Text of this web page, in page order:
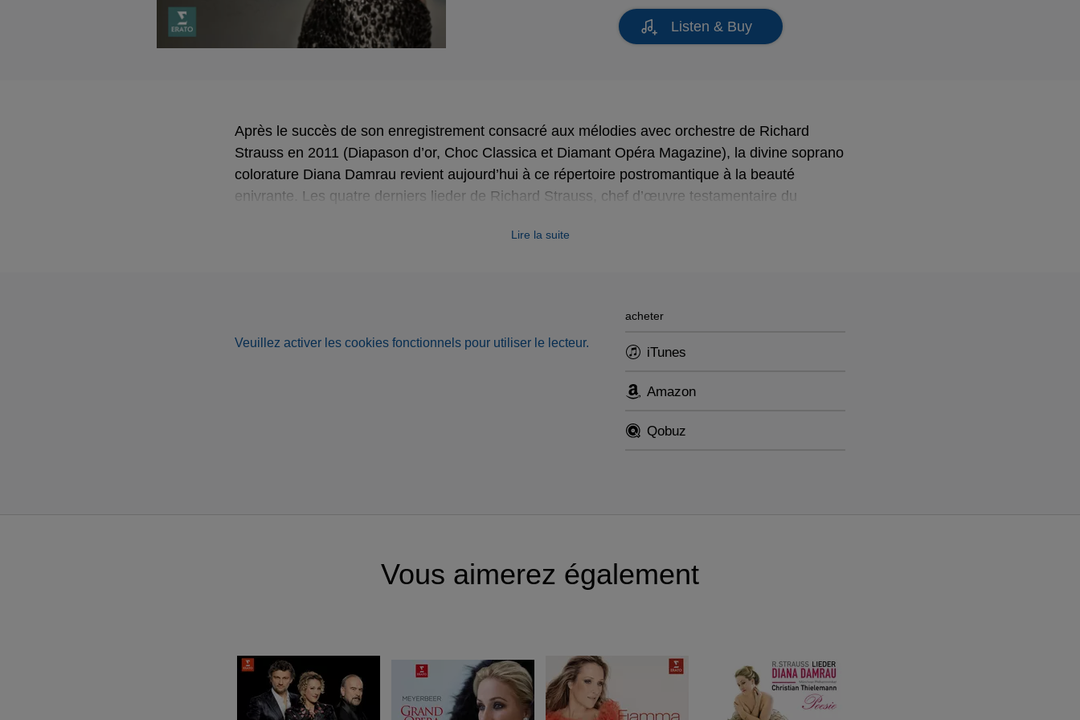
Listen & Buy
Après le succès de son enregistrement consacré aux mélodies avec orchestre de Richard
Strauss en 2011 (Diapason d’or, Choc Classica et Diamant Opéra Magazine), la divine soprano
colorature Diana Damrau revient aujourd’hui à ce répertoire postromantique à la beauté
enivrante. Les quatre derniers lieder de Richard Strauss, chef d’œuvre testamentaire du
également l’occasion de rendre hommage à l’immense chef Mariss Jansons qui nous a quitté
Lire la suite
Veuillez activer les cookies fonctionnels pour utiliser le lecteur.
acheter
iTunes
Amazon
Qobuz
Vous aimerez également